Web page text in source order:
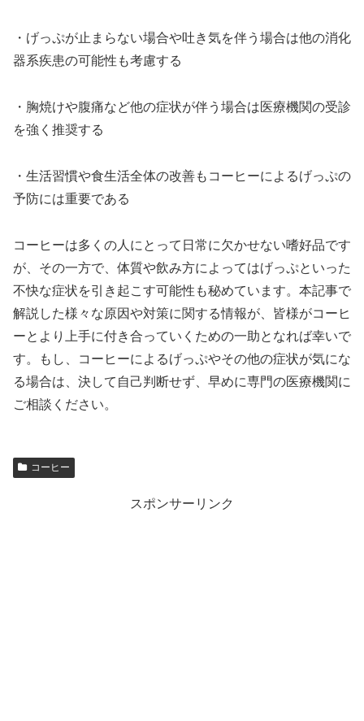
・げっぷが止まらない場合や吐き気を伴う場合は他の消化
器系疾患の可能性も考慮する
・胸焼けや腹痛など他の症状が伴う場合は医療機関の受診
を強く推奨する
・生活習慣や食生活全体の改善もコーヒーによるげっぷの
予防には重要である
コーヒーは多くの人にとって日常に欠かせない嗜好品です
が、その一方で、体質や飲み方によってはげっぷといった
不快な症状を引き起こす可能性も秘めています。本記事で
解説した様々な原因や対策に関する情報が、皆様がコーヒ
ーとより上手に付き合っていくための一助となれば幸いで
す。もし、コーヒーによるげっぷやその他の症状が気にな
る場合は、決して自己判断せず、早めに専門の医療機関に
ご相談ください。
コーヒー
スポンサーリンク